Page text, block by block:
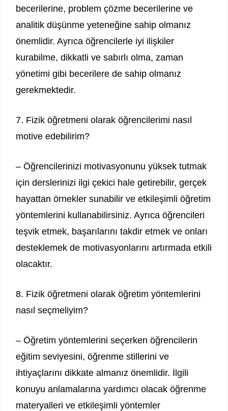
becerilerine, problem çözme becerilerine ve
analitik düşünme yeteneğine sahip olmanız
önemlidir. Ayrıca öğrencilerle iyi ilişkiler
kurabilme, dikkatli ve sabırlı olma, zaman
yönetimi gibi becerilere de sahip olmanız
gerekmektedir.
7. Fizik öğretmeni olarak öğrencilerimi nasıl
motive edebilirim?
– Öğrencilerinizi motivasyonunu yüksek tutmak
için derslerinizi ilgi çekici hale getirebilir, gerçek
hayattan örnekler sunabilir ve etkileşimli öğretim
yöntemlerini kullanabilirsiniz. Ayrıca öğrencileri
teşvik etmek, başarılarını takdir etmek ve onları
desteklemek de motivasyonlarını artırmada etkili
olacaktır.
8. Fizik öğretmeni olarak öğretim yöntemlerini
nasıl seçmeliyim?
– Öğretim yöntemlerini seçerken öğrencilerin
eğitim seviyesini, öğrenme stillerini ve
ihtiyaçlarını dikkate almanız önemlidir. İlgili
konuyu anlamalarına yardımcı olacak öğrenme
materyalleri ve etkileşimli yöntemler